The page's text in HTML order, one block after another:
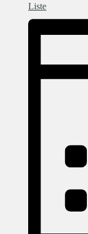
Liste